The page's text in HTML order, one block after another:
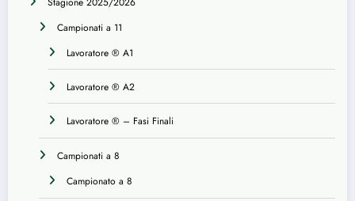
Campionati a 11
Lavoratore ® A1
Lavoratore ® A2
Lavoratore ® – Fasi Finali
Campionati a 8
Campionato a 8